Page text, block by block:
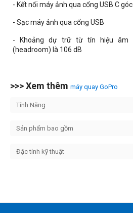
- Kết nối máy ảnh qua cổng USB C
- Sạc máy ảnh qua cổng USB
- Khoảng dự trữ từ tín hiệu âm
(headroom) là 106 dB
>>> Xem thêm máy quay GoPro
Tính Năng
Sản phẩm bao gồm
Đặc tính kỹ thuật